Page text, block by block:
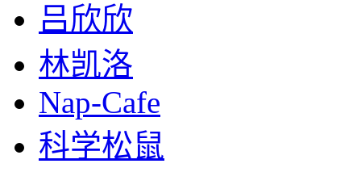
吕欣欣
林凯洛
Nap-Cafe
科学松鼠